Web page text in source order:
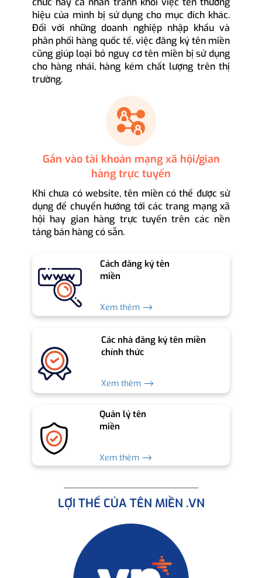
hiệu của mình bị sử dụng cho mục đích khác.
Đối với những doanh nghiệp nhập khẩu và
phân phối hàng quốc tế, việc đăng ký tên miền
cũng giúp loại bỏ nguy cơ tên miền bị sử dụng
cho hàng nhái, hàng kém chất lượng trên thị
trường.
Gắn vào tài khoản mạng xã hội/gian
hàng trực tuyến
Khi chưa có website, tên miền có thể được sử
dụng để chuyển hướng tới các trang mạng xã
hội hay gian hàng trực tuyến trên các nền
tảng bán hàng có sẵn.
Cách đăng ký tên
miền
Xem thêm ⟶
Các nhà đăng ký tên miền
chính thức
Xem thêm ⟶
Quản lý tên
miền
Xem thêm ⟶
LỢI THẾ CỦA TÊN MIỀN .VN